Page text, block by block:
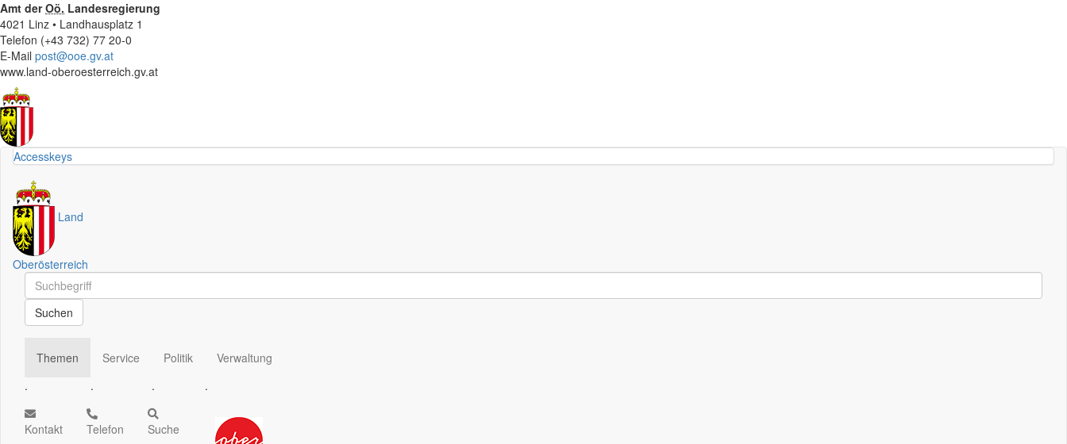
Amt derOö. Landesregierung
4021 Linz • Landhausplatz 1
Telefon (+43 732) 77 20-0
E-Mail post@ooe.gv.at
www.land-oberoesterreich.gv.at
Accesskeys
Land
Oberösterreich
Schnellsuche
Schnellsuche
Suchen
Themen
.
Service
.
Politik
.
Verwaltung
.
Kontakt
Telefon
Suche